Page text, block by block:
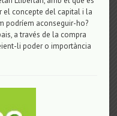
el concepte del capital i la
podríem aconseguir-ho?
a través de la compra
li poder o importància